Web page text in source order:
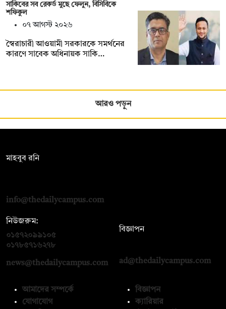
সাকিবের সব রেকর্ড মুছে ফেলুন, বিসিবিকে
শফিকুল
০৭ আগস্ট ২০২৬
স্বৈরাচারী আওয়ামী সরকারকে সমর্থনের
কারণে সাবেক অধিনায়ক সাকি…
আরও পড়ুন
মাহবুব রনি
info@thedailycampus.com
নিউজরুম:
০১৫৭২০৯৯১০৫
০১৭৮৫৭১৬২৭৮
news@thedailycampus.com
বিজ্ঞাপন
ad@thedailycampus.com
আমাদের সম্পর্কে
যোগাযোগ
বিজ্ঞাপন
ক্যারিয়ার